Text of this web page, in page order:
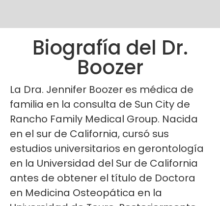
Biografía del Dr.
Boozer
La Dra. Jennifer Boozer es médica de
familia en la consulta de Sun City de
Rancho Family Medical Group. Nacida
en el sur de California, cursó sus
estudios universitarios en gerontología
en la Universidad del Sur de California
antes de obtener el título de Doctora
en Medicina Osteopática en la